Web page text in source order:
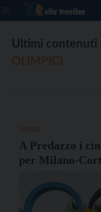
Ultimi contenuti
A Predazzo i
per Milano-